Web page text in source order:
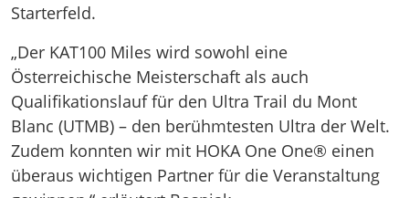
Starterfeld.
„Der KAT100 Miles wird sowohl eine
Österreichische Meisterschaft als auch
Qualifikationslauf für den Ultra Trail du Mont
Blanc (UTMB) – den berühmtesten Ultra der Welt.
Zudem konnten wir mit HOKA One One® einen
überaus wichtigen Partner für die Veranstaltung